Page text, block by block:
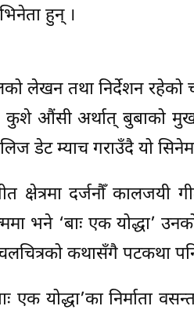
हुन् ।
लेखन तथा निर्देशन रहेको
कुशे औंसी अर्थात् बुबाको मुख
डेट म्याच गराउँदै यो
क्षेत्रमा दर्जनौँ कालजयी
भने ‘बाः एक योद्धा’
कथासँगै पटकथा
एक योद्धा’का